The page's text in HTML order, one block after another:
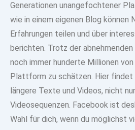
Generationen unangefochtener
wie in einem eigenen Blog können
Erfahrungen teilen und über
berichten. Trotz der
noch immer hunderte Millionen
Plattform zu schätzen. Hier findet
längere Texte und Videos, nicht
Videosequenzen. Facebook ist
Wahl für dich, wenn du möglichst